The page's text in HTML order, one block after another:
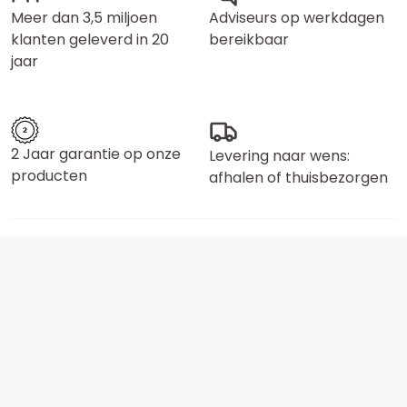
Meer dan 3,5 miljoen
klanten geleverd in 20
jaar
Adviseurs op werkdagen
bereikbaar
2 Jaar garantie op onze
producten
Levering naar wens:
afhalen of thuisbezorgen